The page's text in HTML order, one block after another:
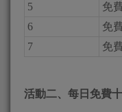
5
免
6
免
7
免
活動二、每日免費